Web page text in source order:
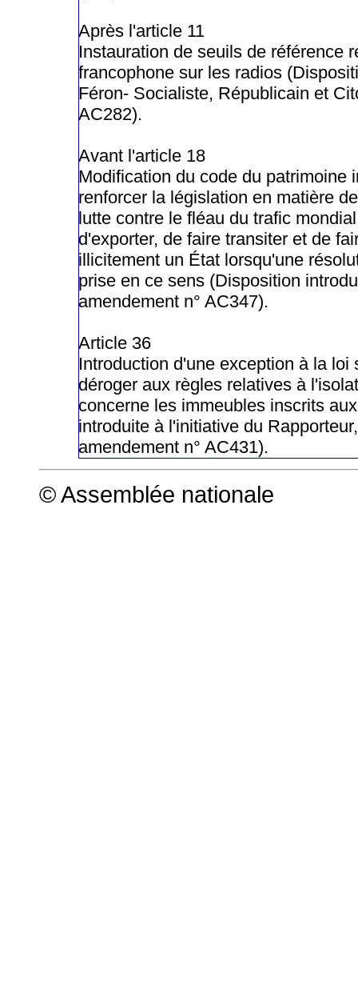
Après l'article 11
Instauration de seuils de référence
francophone sur les radios
Féron- Socialiste, Républicain et
AC282).
Avant l'article 18
Modification du code du patrimoine
renforcer la législation en matière
lutte contre le fléau du trafic
d'exporter, de faire transiter et de
illicitement un État lorsqu'une
prise en ce sens (Disposition
amendement n° AC347).
Article 36
Introduction d'une exception à la
déroger aux règles relatives à
concerne les immeubles inscrits
introduite à l'initiative du
amendement n° AC431).
© Assemblée nationale